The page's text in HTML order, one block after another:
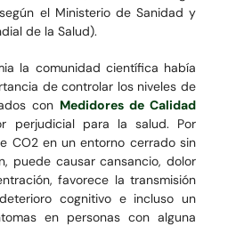
el Ministerio de Sanidad y
de la Salud).
la comunidad científica había
de controlar los niveles de
con Medidores de Calidad
perjudicial para la salud. Por
CO2 en un entorno cerrado sin
puede causar cansancio, dolor
favorece la transmisión
cognitivo e incluso un
en personas con alguna